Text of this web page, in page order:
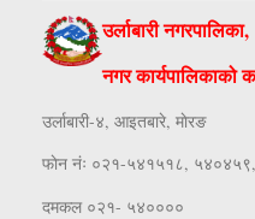
उर्लाबारी नगरपालिका,
नगर कार्यपालिकाको
उर्लाबारी-४, आइतबारे, माेरङ
फाेन नंः ०२१-५४१५१८,
दमकल ०२१- ५४००००